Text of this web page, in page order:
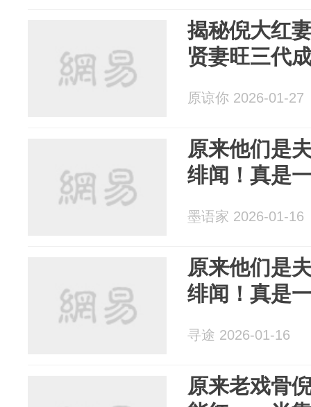
揭秘倪大红
贤妻旺三代
原谅你 2026-01-27
原来他们是
绯闻！真是
墨语家 2026-01-16
原来他们是
绯闻！真是
寻途 2026-01-16
原来老戏骨